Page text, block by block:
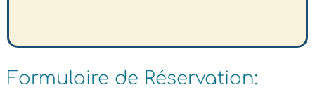
Formulaire de Réservation: